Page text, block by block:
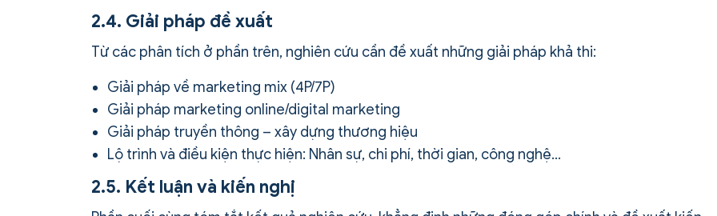
2.4. Giải pháp đề xuất
Từ các phân tích ở phần trên, nghiên cứu cần đề xuất những giải pháp khả thi:
Giải pháp về marketing mix (4P/7P)
Giải pháp marketing online/digital marketing
Giải pháp truyền thông – xây dựng thương hiệu
Lộ trình và điều kiện thực hiện: Nhân sự, chi phí, thời gian, công nghệ…
2.5. Kết luận và kiến nghị